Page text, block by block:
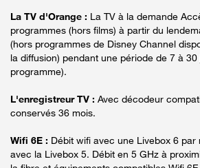
La TV d'Orange : La TV à la demande
programmes (hors films) à partir du
(hors programmes de Disney Channel
la diffusion) pendant une période de 7 à
programme).
L'enregistreur TV : Avec décodeur
conservés 36 mois.
Wifi 6E : Débit wifi avec une Livebox 6
avec la Livebox 5. Débit en 5 GHz à